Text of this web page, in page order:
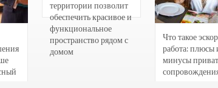
территории позволит
обеспечить красивое и
функциональное
пространство рядом с
домом
Что такое
работа: плюсы
минусы